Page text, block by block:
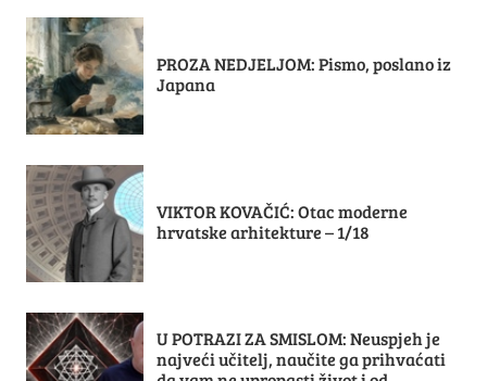
PROZA NEDJELJOM: Pismo, poslano iz
Japana
VIKTOR KOVAČIĆ: Otac moderne
hrvatske arhitekture – 1/18
U POTRAZI ZA SMISLOM: Neuspjeh je
najveći učitelj, naučite ga prihvaćati